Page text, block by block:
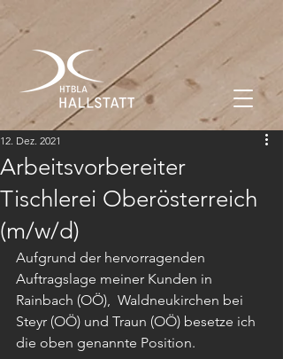
Arbeitsvorbereiter
Tischlerei Oberösterreich
(m/w/d)
12. Dez. 2021
Aufgrund der hervorragenden
Auftragslage meiner Kunden in
Rainbach (OÖ),  Waldneukirchen bei
Steyr (OÖ) und Traun (OÖ) besetze ich
die oben genannte Position.